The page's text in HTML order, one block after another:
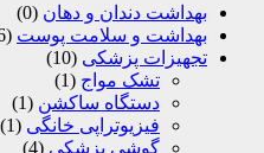
بهداشت دندان و دهان (0)
بهداشت و سلامت پوست (6)
تجهیزات پزشکی (10)
تشک مواج (1)
دستگاه ساکشن (1)
فیزیوتراپی خانگی (1)
گوشی پزشکی (4)